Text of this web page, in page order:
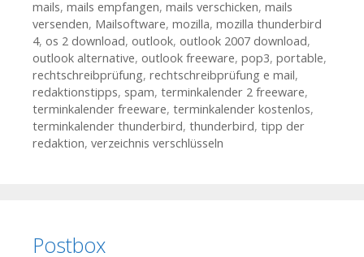
mails, mails empfangen, mails verschicken, mails
versenden, Mailsoftware, mozilla, mozilla thunderbird
4, os 2 download, outlook, outlook 2007 download,
outlook alternative, outlook freeware, pop3, portable,
rechtschreibprüfung, rechtschreibprüfung e mail,
redaktionstipps, spam, terminkalender 2 freeware,
terminkalender freeware, terminkalender kostenlos,
terminkalender thunderbird, thunderbird, tipp der
redaktion, verzeichnis verschlüsseln
Postbox